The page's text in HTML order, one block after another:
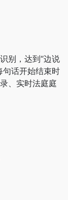
别，达到“边说
句话开始结束时
、实时法庭庭